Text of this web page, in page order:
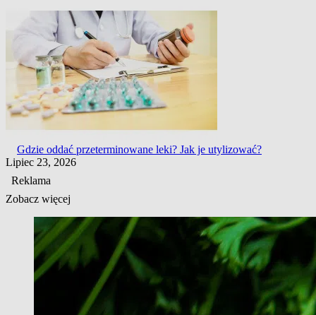
Gdzie oddać przeterminowane leki? Jak je utylizować?
Lipiec 23, 2026
Reklama
Zobacz więcej